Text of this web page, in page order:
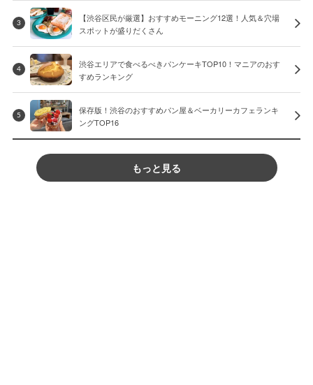
3
【渋谷区民が厳選】おすすめモーニング12選！人気＆穴場
スポットが盛りだくさん
4
渋谷エリアで食べるべきパンケーキTOP10！マニアのおす
すめランキング
5
保存版！渋谷のおすすめパン屋＆ベーカリーカフェランキ
ングTOP16
もっと見る